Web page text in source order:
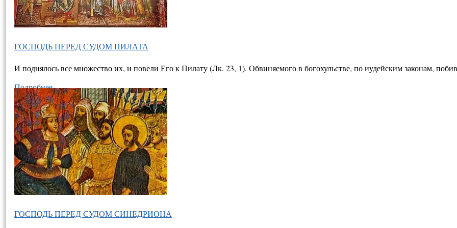
ГОСПОДЬ ПЕРЕД СУДОМ ПИЛАТА
И поднялось все множество их, и повели Его к Пилату (Лк. 23, 1). Обвиняемого в богохульстве, по иудейским законам,
Подробнее…
ГОСПОДЬ ПЕРЕД СУДОМ СИНЕДРИОНА